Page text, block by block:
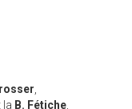
la B. Fétiche